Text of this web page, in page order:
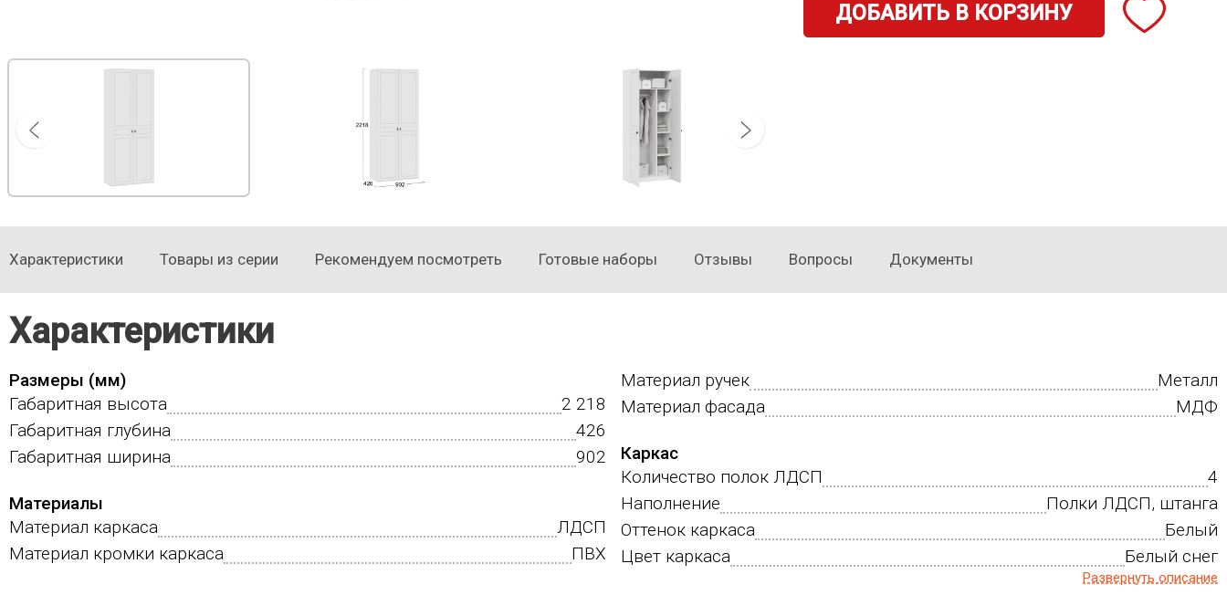
ДОБАВИТЬ В КОРЗИНУ
Характеристики Товары из серии Рекомендуем посмотреть Готовые наборы Отзывы Вопросы Документы
Характеристики
Размеры (мм)
Габаритная высота
2 218
Габаритная глубина
426
Габаритная ширина
902
Материалы
Материал каркаса
ЛДСП
Материал кромки каркаса
ПВХ
Материал ручек
Металл
Материал фасада
МДФ
Каркас
Количество полок ЛДСП
4
Наполнение
Полки ЛДСП, штанга
Оттенок каркаса
Белый
Цвет каркаса
Белый снег
Развернуть описание